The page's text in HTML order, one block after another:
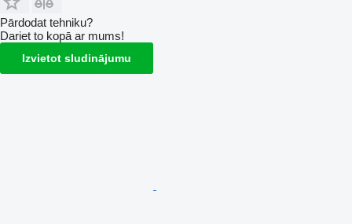
Pārdodat tehniku?
Dariet to kopā ar mums!
Izvietot sludinājumu